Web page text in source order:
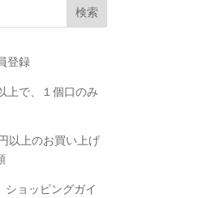
ショッピングガイ